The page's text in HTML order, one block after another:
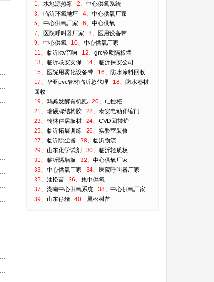
1、 水地源热泵 2、 中心供氧系统
3、 临沂环氧地坪 4、 中心供氧厂家
5、 中心供氧厂家 6、 中心供氧
7、
医院呼叫器厂家 8、
医用设备带
9、 中心供氧 10、 中心供氧厂家
11、 临沂ktv音响 12、 grc轻质隔板墙
13、 临沂联安安保 14、 临沂保安公司
15、
医院用雾化设备带 16、 防水涂料回收
17、 华亚pvc管材临沂总代理 18、 防水卷材
回收
19、 鸡粪发酵有机肥 20、 电控柜
21、 瑞硕牌结构胶 22、 泰安电动伸缩门
23、 翰林佳居板材 24、 CVD回转炉
25、 临沂拓展训练 26、 实验室装修
27、 临沂除尘器 28、 临沂物流
29、 山东化学试剂 30、 临沂轻质板
31、 临沂隔墙板 32、 中心供氧厂家
33、 中心供氧厂家 34、
医院呼叫器厂家
35、 油松苗 36、 集中供氧
37、 湖南中心供氧系统 38、 中心供氧厂家
39、 山东仔猪 40、 黑松树苗